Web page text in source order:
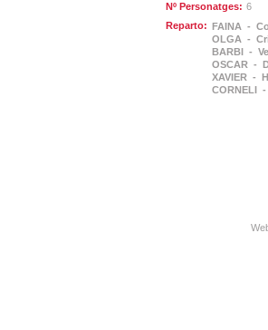
Nº Personatges: 6
Reparto: FAINA -
OLGA -
BARBI -
OSCAR -
XAVIER -
CORNELI